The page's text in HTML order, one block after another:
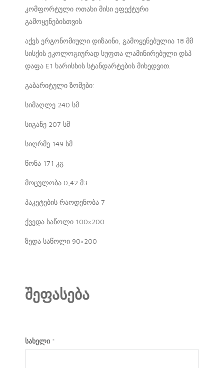
კომფორტული ოთახი მისი ეფექტური
გამოყენებისთვის
აქვს ერგონომიული დიზაინი, გამოყენებულია 18 მმ
სისქის ეკოლოგიურად სუფთა ლამინირებული დსპ
დაფა E1 ხარისხის სტანდარტების მიხედვით.
გაბარიტული ზომები:
სიმაღლე 240 სმ
სიგანე 207 სმ
სიღრმე 149 სმ
წონა 171 კგ
მოცულობა 0,42 მ3
პაკეტების რაოდენობა 7
ქვედა საწოლი 100×200
ზედა საწოლი 90×200
შეფასება
სახელი *